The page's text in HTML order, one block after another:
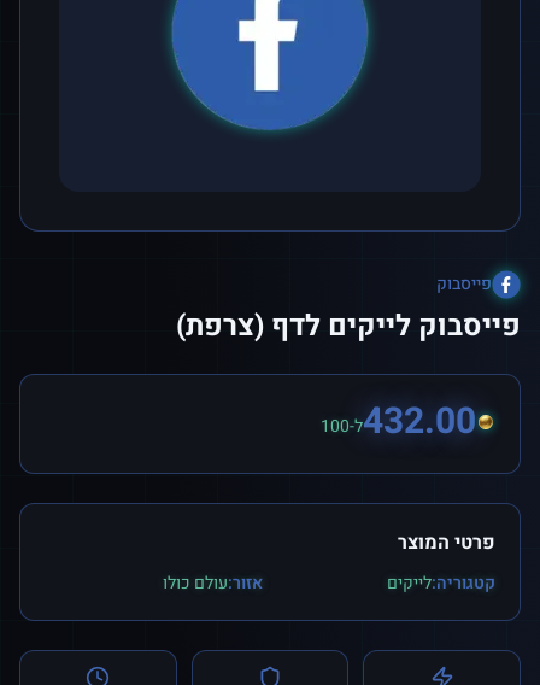
פייסבוק
פייסבוק לייקים לדף (צרפת)
432.00ל-100
פרטי המוצר
קטגוריה:לייקים אזור:עולם כולו